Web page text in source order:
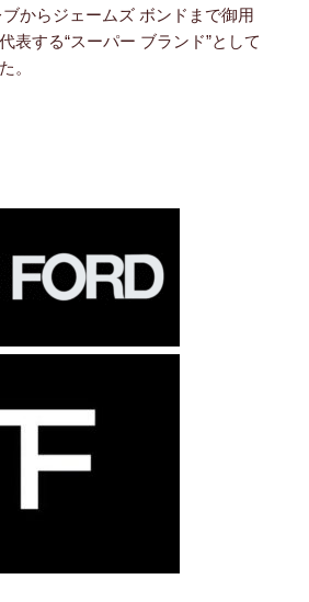
からジェームズ ボンドまで御用
表する“スーパー ブランド”として
。